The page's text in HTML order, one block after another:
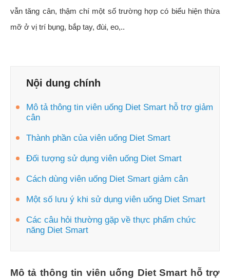
vẫn tăng cân, thậm chí một số trường hợp có biểu hiện thừa
mỡ ở vị trí bụng, bắp tay, đùi, eo,..
Nội dung chính
Mô tả thông tin viên uống Diet Smart hỗ trợ giảm
cân
Thành phần của viên uống Diet Smart
Đối tượng sử dụng viên uống Diet Smart
Cách dùng viên uống Diet Smart giảm cân
Một số lưu ý khi sử dụng viên uống Diet Smart
Các câu hỏi thường gặp về thực phẩm chức
năng Diet Smart
Mô tả thông tin viên uống Diet Smart hỗ trợ